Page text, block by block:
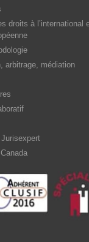
droits à l’international
arbitrage, médiation